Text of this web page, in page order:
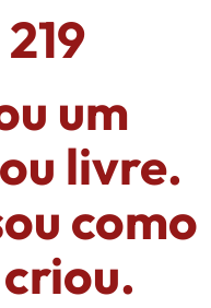
um
livre.
como